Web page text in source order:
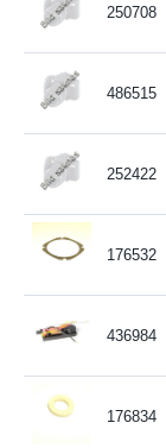
250708
486515
252422
176532
436984
176834